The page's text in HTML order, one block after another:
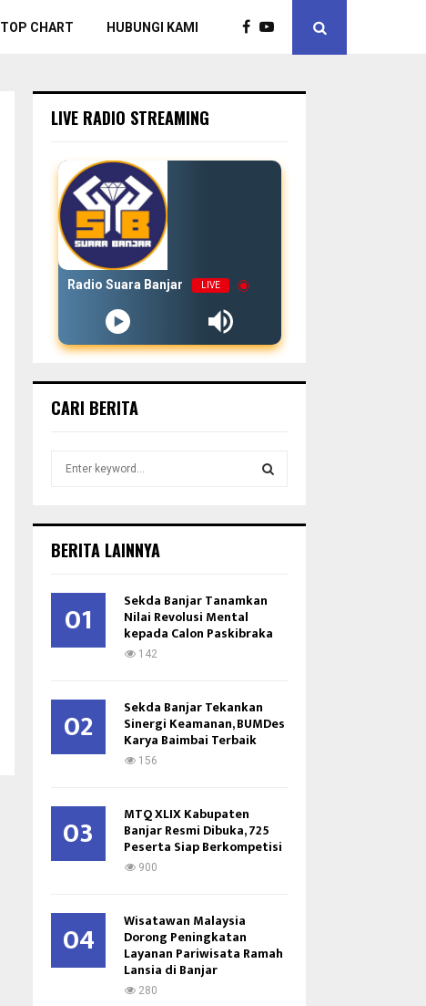
TOP CHART HUBUNGI KAMI
LIVE RADIO STREAMING
Radio Suara Banjar LIVE
CARI BERITA
h
o
BERITA LAINNYA
01 Sekda Banjar Tanamkan
Nilai Revolusi Mental
kepada Calon Paskibraka
142
02 Sekda Banjar Tekankan
Sinergi Keamanan, BUMDes
Karya Baimbai Terbaik
156
03 MTQ XLIX Kabupaten
Banjar Resmi Dibuka, 725
Peserta Siap Berkompetisi
900
04 Wisatawan Malaysia
Dorong Peningkatan
Layanan Pariwisata Ramah
Lansia di Banjar
280